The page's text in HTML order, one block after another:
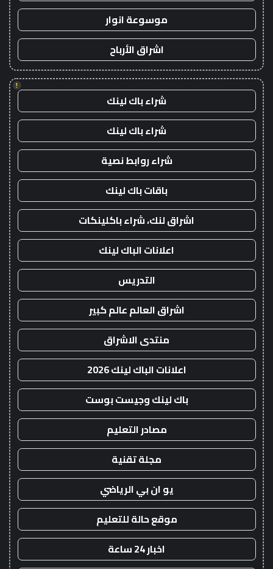
موسوعة انوار
اشراق الأرباح
!
شراء باك لينك
شراء باك لينك
شراء روابط نصية
باقات باك لينك
اشراق لنك، شراء باكلينكات
اعلانات الباك لينك
التدريس
اشراق العالم عالم كبير
منتدى الاشراق
اعلانات الباك لينك 2026
باك لينك وجيست بوست
مصادر التعليم
مجلة تقنية
يو ان بي الرياضي
موقع حالة للتعليم
اخبار 24 ساعة